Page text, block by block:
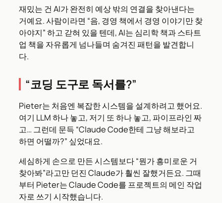
재밌는 건 AI가 완전히 예상 밖의 연결을 찾아낸다는
거예요. 사람이라면 “음, 경영 책에서 경영 이야기만 찾
아야지” 하고 갇혀 있을 텐데, AI는 심리학 책과 스타트
업 책을 자유롭게 넘나들며 숨겨진 패턴을 발견합니
다.
“코딩 도구로 독서를?”
Pieter는 처음엔 복잡한 시스템을 설계하려고 했어요.
여기 LLM 하나 놓고, 저기 또 하나 놓고, 파이프라인 짜
고… 그런데 문득 “Claude Code한테 그냥 해보라고
하면 어떨까?” 싶었대요.
세심하게 손으로 만든 시스템보다 “뭔가 흥미로운 거
찾아봐”라고만 던진 Claude가 훨씬 잘했거든요. 그때
부터 Pieter는 Claude Code를 프로젝트의 메인 작업
자로 쓰기 시작했습니다.